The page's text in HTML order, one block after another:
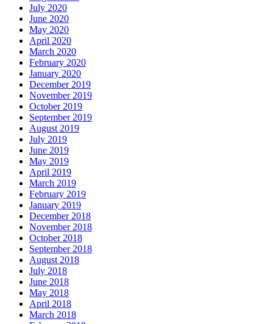
July 2020
June 2020
May 2020
April 2020
March 2020
February 2020
January 2020
December 2019
November 2019
October 2019
September 2019
August 2019
July 2019
June 2019
May 2019
April 2019
March 2019
February 2019
January 2019
December 2018
November 2018
October 2018
September 2018
August 2018
July 2018
June 2018
May 2018
April 2018
March 2018